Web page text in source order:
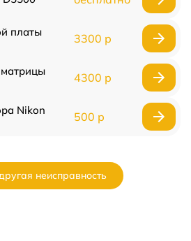
платы
3300 р
матрицы
4300 р
Nikon
500 р
неисправность